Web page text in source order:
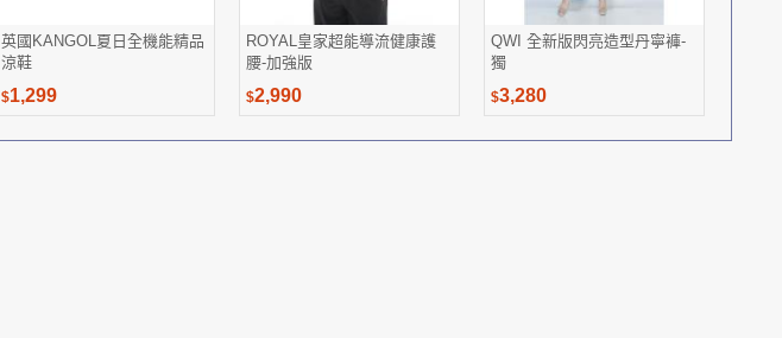
英國KANGOL夏日全機能精品
涼鞋
$1,299
ROYAL皇家超能導流健康護
腰-加強版
$2,990
QWI 全新版閃亮造型丹寧褲-
獨
$3,280